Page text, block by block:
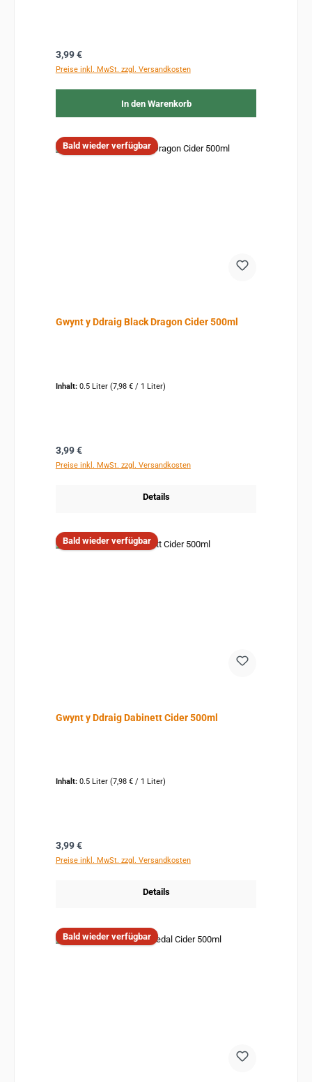
Regulärer Preis:
3,99 €
Preise inkl. MwSt. zzgl. Versandkosten
In den Warenkorb
Bald wieder verfügbar
Gwynt y Ddraig Black Dragon Cider 500ml
Inhalt: 0.5 Liter (7,98 € / 1 Liter)
Regulärer Preis:
3,99 €
Preise inkl. MwSt. zzgl. Versandkosten
Details
Bald wieder verfügbar
Gwynt y Ddraig Dabinett Cider 500ml
Inhalt: 0.5 Liter (7,98 € / 1 Liter)
Regulärer Preis:
3,99 €
Preise inkl. MwSt. zzgl. Versandkosten
Details
Bald wieder verfügbar